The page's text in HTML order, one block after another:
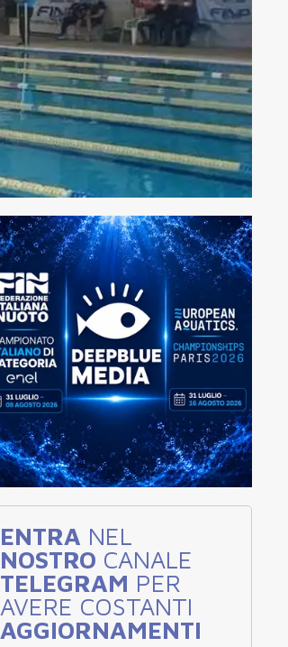
ENTRA NEL
NOSTRO CANALE
TELEGRAM PER
AVERE COSTANTI
AGGIORNAMENTI